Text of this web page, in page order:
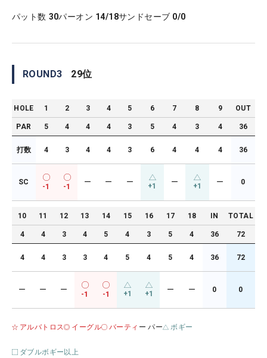
パット数 30パーオン 14/18サンドセーブ 0/0
ROUND3 29位
HOLE 1 2 3 4 5 6 7 8 9 OUT
PAR 5 4 4 4 3 5 4 3 4 36
打数 4 3 4 4 3 6 4 4 4 36
SC
-1 -1
ー ー ー +1 ー +1 ー 0
10 11 12 13 14 15 16 17 18 IN TOTAL
4 4 3 4 5 4 3 5 4 36 72
4 4 3 3 4 5 4 5 4 36 72
ー ー ー
-1 -1 +1 +1 ー ー 0 0
アルバトロス イーグル バーティ ー パー ボギー
ダブルボギー以上